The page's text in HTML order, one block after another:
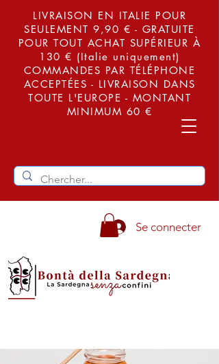
LIVRAISON EN ITALIE POUR
SEULEMENT 9,90 € - GRATUITE
POUR TOUT ACHAT SUPÉRIEUR À
130 € (Italie uniquement)
COMMANDES PAR TÉLÉPHONE
ACCEPTÉES - LIVRAISON DANS
TOUTE L'EUROPE - MONTANT
MINIMUM 60 €
Se connecter